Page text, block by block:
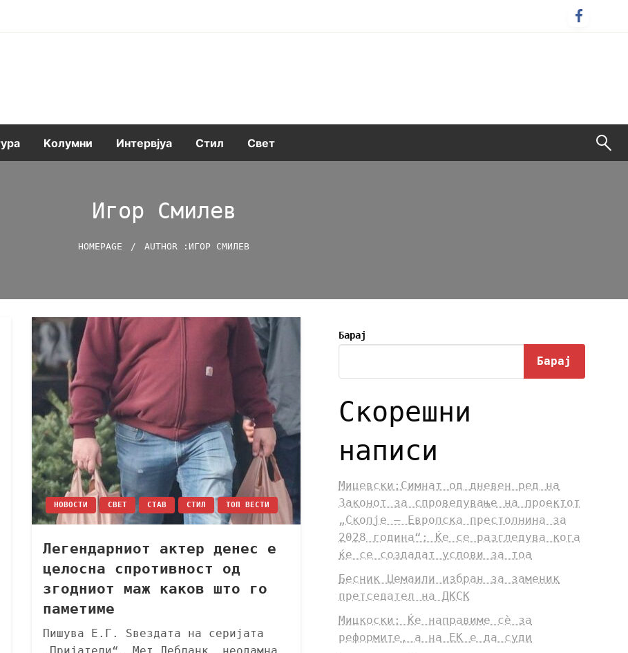
Kолумни Интервјуа Стил Свет
Игор Смилев
HOMEPAGE AUTHOR :ИГОР СМИЛЕВ
НОВОСТИ СВЕТ СТАВ СТИЛ ТОП ВЕСТИ
Легендарниот актер денес е
целосна спротивност од
згодниот маж каков што го
паметиме
Пишува Е.Г. Ѕвездата на серијата
Барај
Барај
Скорешни
написи
Мицевски:Симнат од дневен ред на
Законот за спроведување на проектот
„Скопје – Европска престолнина за
2028 година“: Ќе се разгледува кога
ќе се создадат услови за тоа
Бесник Џемаили избран за заменик
претседател на ДКСК
Мицкоски: Ќе направиме сè за
реформите, а на ЕК е да суди